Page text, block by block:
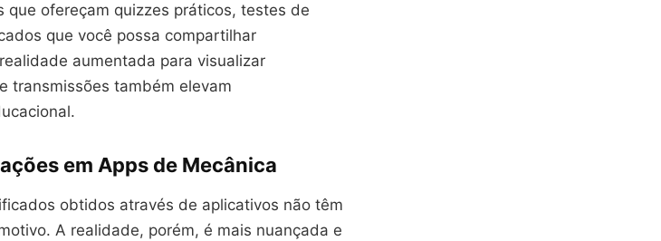
que ofereçam quizzes práticos, testes de
que você possa compartilhar
aumentada para visualizar
transmissões também elevam
em Apps de Mecânica
obtidos através de aplicativos não têm
A realidade, porém, é mais nuançada e